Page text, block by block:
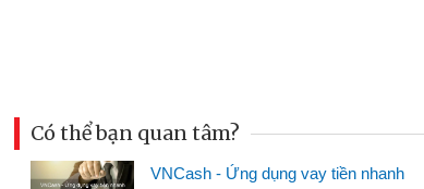
Mai Lan - Sinh viên
Có thể bạn quan tâm?
VNCash - Ứng dụng vay tiền nhanh